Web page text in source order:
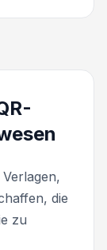
die
zu